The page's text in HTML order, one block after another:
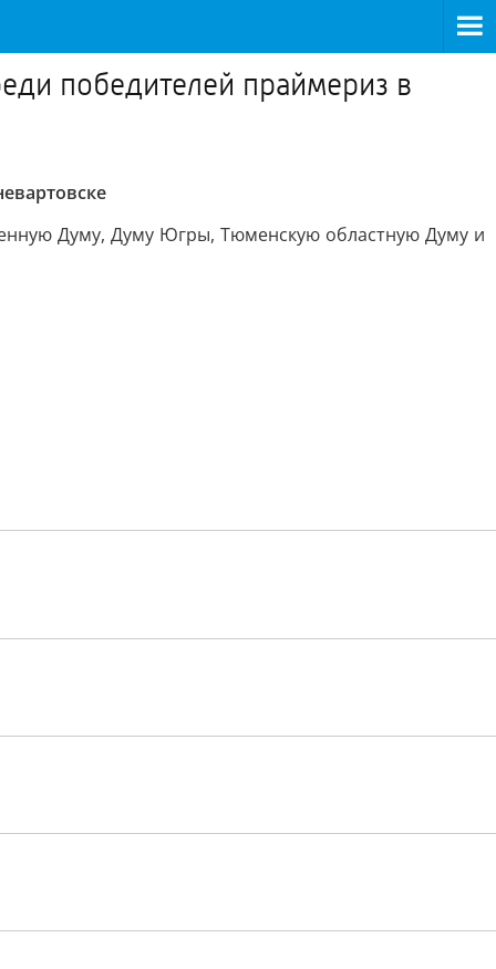
победителей праймериз в
Думу, Думу Югры, Тюменскую областную Думу и